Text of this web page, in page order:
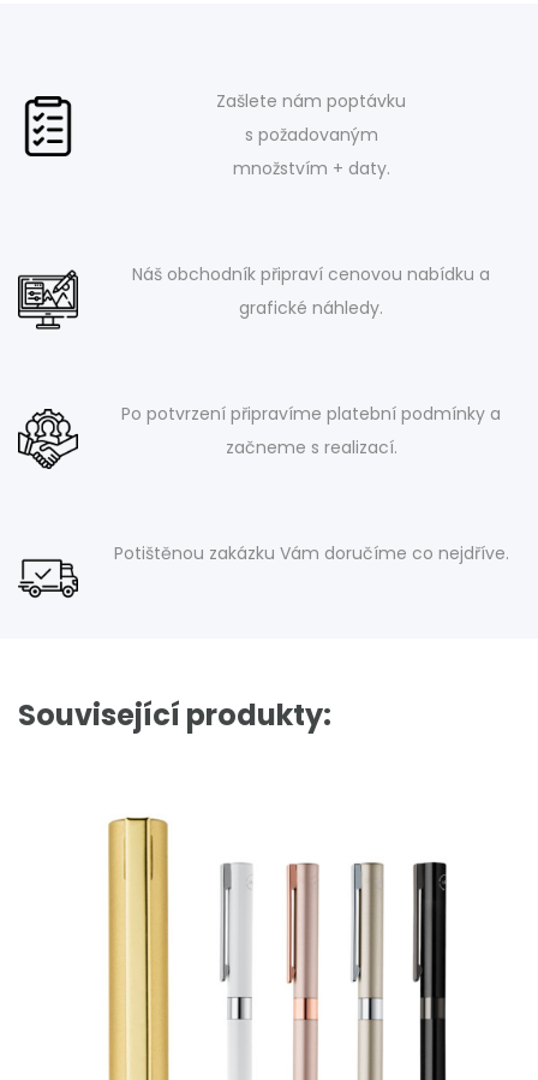
Zašlete nám poptávku
s požadovaným
množstvím + daty.
Náš obchodník připraví cenovou nabídku a
grafické náhledy.
Po potvrzení připravíme platební podmínky a
začneme s realizací.
Potištěnou zakázku Vám doručíme co nejdříve.
Související produkty: